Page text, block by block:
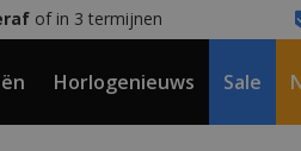
of in 3 termijnen
Horlogenieuws Sale